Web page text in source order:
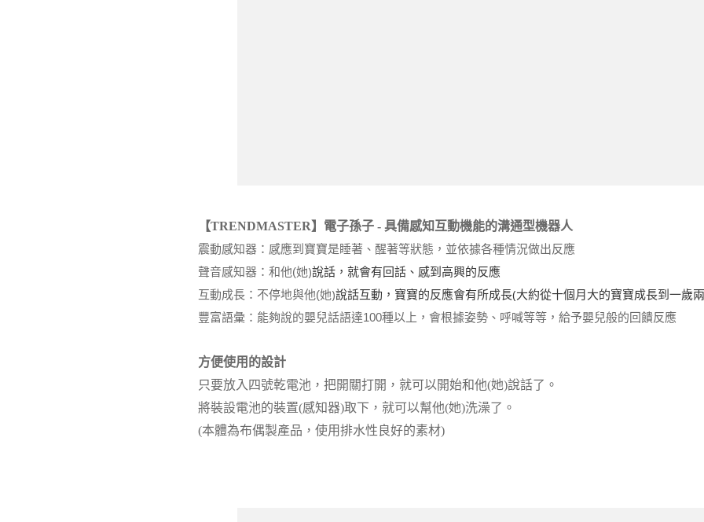
【TRENDMASTER】電子孫子 - 具備感知互動機能的溝通型機器人
震動感知器：感應到寶寶是睡著、醒著等狀態，並依據各種情況做出反應
聲音感知器：和他(她)說話，就會有回話、感到高興的反應
互動成長：不停地與他(她)說話互動，寶寶的反應會有所成長(大約從十個月大的寶寶成長到一歲
豐富語彙：能夠說的嬰兒話語達100種以上，會根據姿勢、呼喊等等，給予嬰兒般的回饋反應
方便使用的設計
只要放入四號乾電池，把開關打開，就可以開始和他(她)說話了。
將裝設電池的裝置(感知器)取下，就可以幫他(她)洗澡了。
(本體為布偶製產品，使用排水性良好的素材)